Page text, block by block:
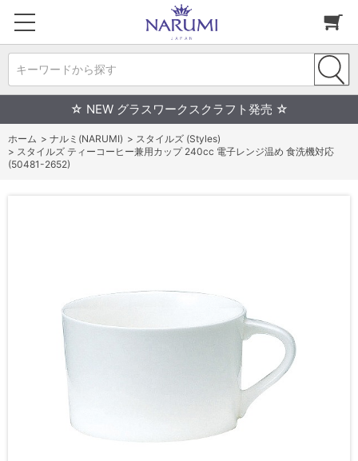
キーワードから探す
☆ NEW グラスワークスクラフト発売 ☆
ホーム > ナルミ(NARUMI) > スタイルズ (Styles)
> スタイルズ ティーコーヒー兼用カップ 240cc 電子レンジ温め 食洗機対応
(50481-2652)